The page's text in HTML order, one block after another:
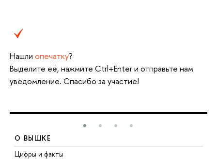
Нашли опечатку?
Выделите её, нажмите Ctrl+Enter и отправьте нам
уведомление. Спасибо за участие!
О ВЫШКЕ
Цифры и факты